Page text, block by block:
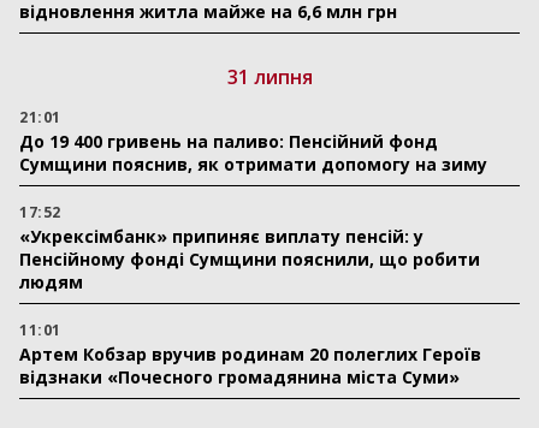
відновлення житла майже на 6,6 млн грн
31 липня
21:01
До 19 400 гривень на паливо: Пенсійний фонд
Сумщини пояснив, як отримати допомогу на зиму
17:52
«Укрексімбанк» припиняє виплату пенсій: у
Пенсійному фонді Сумщини пояснили, що робити
людям
11:01
Артем Кобзар вручив родинам 20 полеглих Героїв
відзнаки «Почесного громадянина міста Суми»